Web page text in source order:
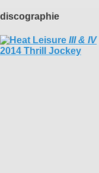
discographie
III & IV
2014 Thrill Jockey